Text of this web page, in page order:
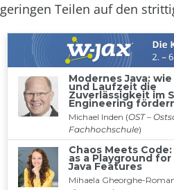
geringen Teilen auf den